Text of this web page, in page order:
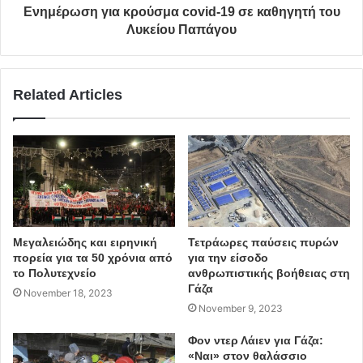
Πρώτον, μας προετοιμάζει για το καλλιτεχνικό
πρόγραμμα του φεστιβάλ για το καλοκαίρι του 2021,
ξεκινώντας από δύο κύκλους που είχαν ήδη ανακοινωθεί
στον αρχικό σχεδιασμό του 2020 και εστιάζουν στην
πειραματική και ηλεκτρονική μουσική (Chronotopia σε
συνεργασία με το βερολινέζικο φεστιβάλ ηλεκτρονικής
και πειραματικής μουσικής CTM και το Goethe Institut
Athen) και στη hip hop και street dance κουλτούρα
(Layers of Street). Δεύτερον, φέρνει στο προσκήνιο το
αρχαίο δράμα και το συνδέει με τη σύγχρονη δημιουργία
και την καθημερινή πρακτική. Τρίτον, το πρόγραμμα
απαντά στην ανάγκη των καλλιτεχνών (σκηνοθετών,
χορευτών, ηθοποιών, χορογράφων, μουσικών,
Ενημέρωση για κρούσμα covid-19 σε καθηγητή του
Λυκείου Παπάγου
Related Articles
Μεγαλειώδης και ειρηνική
πορεία για τα 50 χρόνια από
το Πολυτεχνείο
November 18, 2023
Τετράωρες παύσεις πυρών
για την είσοδο
ανθρωπιστικής βοήθειας στη
Γάζα
November 9, 2023
Φον ντερ Λάιεν για Γάζα:
«Ναι» στον θαλάσσιο